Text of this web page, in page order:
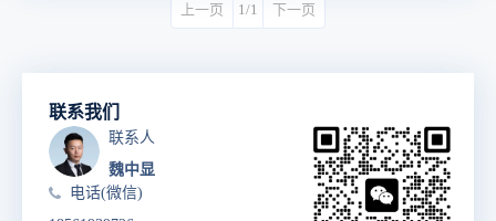
上一页 1/1 下一页
联系我们
联系人
魏中显
电话(微信)